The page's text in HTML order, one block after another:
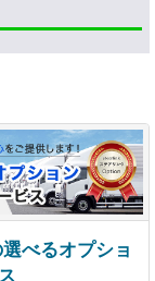
べるオプショ